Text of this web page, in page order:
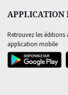
APPLICATION
Retrouvez les éditions
application mobile